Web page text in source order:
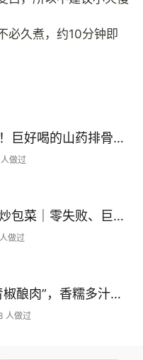
必久煮，约10分钟即
鲜香味美！巨好喝的山药排骨汤！！
做过
粉丝鸡蛋炒包菜｜零失败、巨下饭
做过
下饭菜“青椒酿肉”，香糯多汁鲜嫩下饭
人做过